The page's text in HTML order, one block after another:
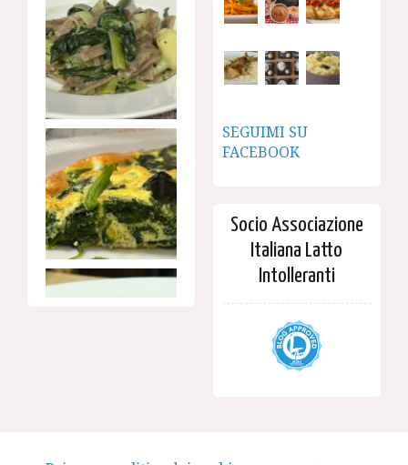
SEGUIMI SU
FACEBOOK
Socio Associazione
Italiana Latto
Intolleranti